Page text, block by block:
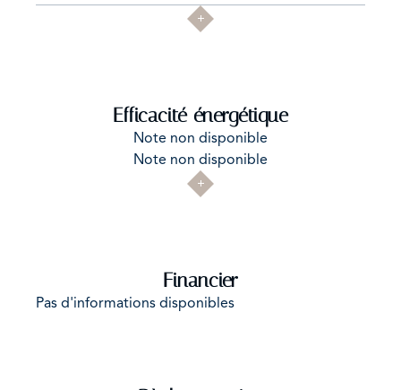
Efficacité énergétique
Note non disponible
Note non disponible
Financier
Pas d'informations disponibles